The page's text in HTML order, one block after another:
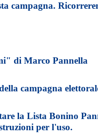
campagna.
di Marco Pannella
campagna
la Lista Bonino
per l'uso.